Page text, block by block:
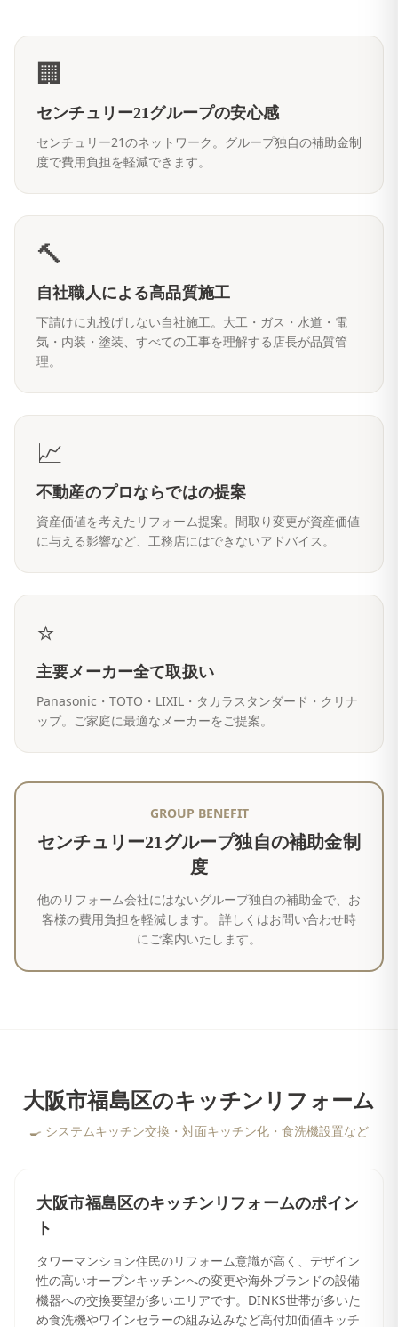
🏢
センチュリー21グループの安心感
センチュリー21のネットワーク。グループ独自の補助金制
度で費用負担を軽減できます。
🔨
自社職人による高品質施工
下請けに丸投げしない自社施工。大工・ガス・水道・電
気・内装・塗装、すべての工事を理解する店長が品質管
理。
📈
不動産のプロならではの提案
資産価値を考えたリフォーム提案。間取り変更が資産価値
に与える影響など、工務店にはできないアドバイス。
⭐
主要メーカー全て取扱い
Panasonic・TOTO・LIXIL・タカラスタンダード・クリナ
ップ。ご家庭に最適なメーカーをご提案。
GROUP BENEFIT
センチュリー21グループ独自の補助金制
度
他のリフォーム会社にはないグループ独自の補助金で、お
客様の費用負担を軽減します。 詳しくはお問い合わせ時
にご案内いたします。
大阪市福島区のキッチンリフォーム
🍳 システムキッチン交換・対面キッチン化・食洗機設置など
大阪市福島区のキッチンリフォームのポイン
ト
タワーマンション住民のリフォーム意識が高く、デザイン
性の高いオープンキッチンへの変更や海外ブランドの設備
機器への交換要望が多いエリアです。DINKS世帯が多いた
め食洗機やワインセラーの組み込みなど高付加価値キッチ